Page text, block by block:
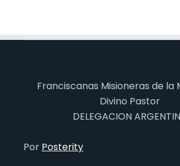
Franciscanas Misioneras de la
Divino Pastor
DELEGACION
Por Posterity